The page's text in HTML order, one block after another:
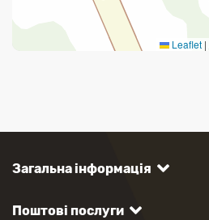
Leaflet |
Загальна інформація
Поштові послуги